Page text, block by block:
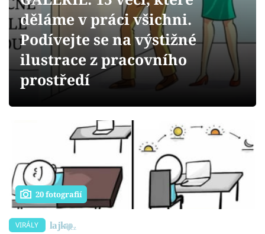
Videa
Sledujte prima+
děláme v práci všichni.
Podívejte se na výstižné
ilustrace z pracovního
prostředí
20 fotografií
VIRÁLY